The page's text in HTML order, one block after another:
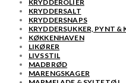
KRYDDEROLIER
KRYDDERSALT
KRYDDERSNAPS
KRYDDERSUKKER, PYNT &
KØKKENHAVEN
LIKØRER
LIVSSTIL
MADBRØD
MARENGSKAGER